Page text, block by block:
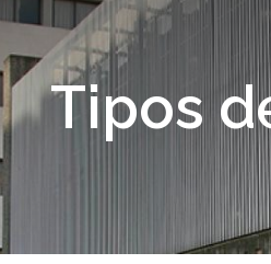
Tipos